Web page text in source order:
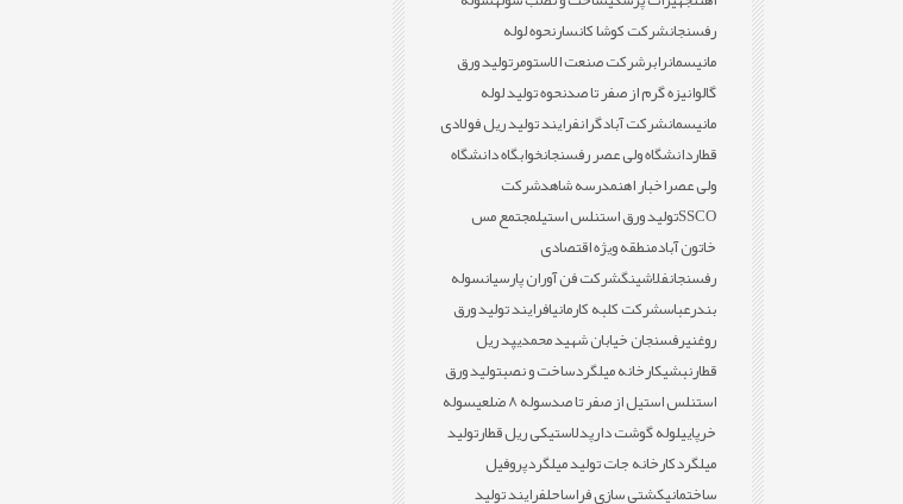
رفسنجانشرکت کوشا کانسارنحوه لوله
مانیسمانرابرشرکت صنعت الاستومرتولید ورق
گالوانیزه گرم از صفر تا صدنحوه تولید لوله
مانیسمانشرکت آبادگرانفرایند تولید ریل فولادی
قطاردانشگاه ولی عصر رفسنجانخوابگاه دانشگاه
ولی عصراخبار اهنمدرسه شاهدشرکت
SSCOتولید ورق استنلس استیلمجتمع مس
خاتون آبادمنطقه ویژه اقتصادی
رفسنجانفلاشینگشرکت فن آوران پارسیانسوله
بندرعباسشرکت کلبه کارمانیافرایند تولید ورق
روغنیرفسنجان خیابان شهید محمدیپد ریل
قطارنبشیکارخانه میلگردساخت و نصبتولید ورق
استنلس استیل از صفر تا صدسوله 8 ضلعی
سوله
خرپاییلوله گوشت دارپدلاستیکی ریل قطارتولید
میلگردکارخانه جات تولید میلگردپروفیل
ساختمانیکشتی سازی فراساحلفرایند تولید